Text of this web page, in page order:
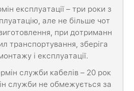
експлуатації – три роки з
але не більше чот
при дотриманн
транспортування, зберіга
і експлуатації.
служби кабелів – 20 рок
служби не обмежується за